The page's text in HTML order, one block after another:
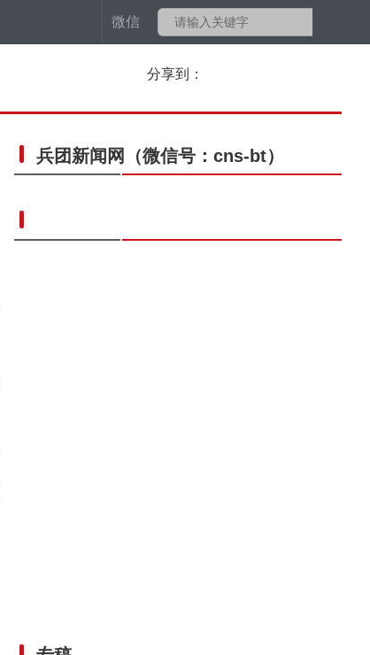
微信
分享到：
兵团新闻网 （微信号：cns-bt）